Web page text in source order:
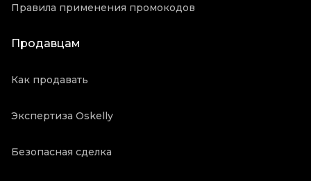
Правила применения промокодов
Продавцам
Как продавать
Экспертиза Oskelly
Безопасная сделка